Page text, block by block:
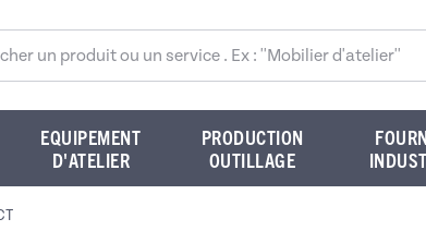
EQUIPEMENT
D'ATELIER
PRODUCTION
OUTILLAGE